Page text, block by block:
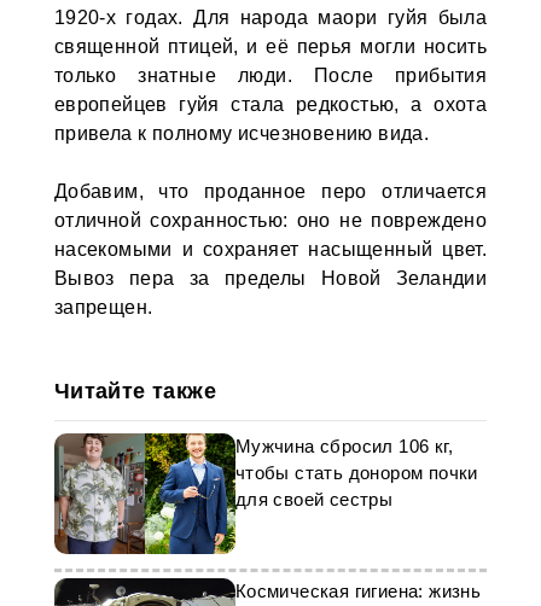
1920-х годах. Для народа маори гуйя была
священной птицей, и её перья могли носить
только знатные люди. После прибытия
европейцев гуйя стала редкостью, а охота
привела к полному исчезновению вида.
Добавим, что проданное перо отличается
отличной сохранностью: оно не повреждено
насекомыми и сохраняет насыщенный цвет.
Вывоз пера за пределы Новой Зеландии
запрещен.
Читайте также
Мужчина сбросил 106 кг,
чтобы стать донором почки
для своей сестры
Космическая гигиена: жизнь